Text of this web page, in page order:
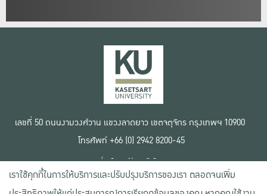
เลขที่ 50 ถนนงามวงศ์วาน แขวงลาดยาว เขตจตุจักร กรุงเทพฯ 10900
โทรศัพท์ +66 (0) 2942 8200-45
เงื่อนไขการใช้งานเว็บไซต์
ข้อตกลงด้านสิทธิ์ใช้งาน
นโยบายความเป็นส่วนตัว
เราใช้คุกกี้ในการให้บริการและปรับปรุงบริการของเรา ตลอดจนเพิ่ม